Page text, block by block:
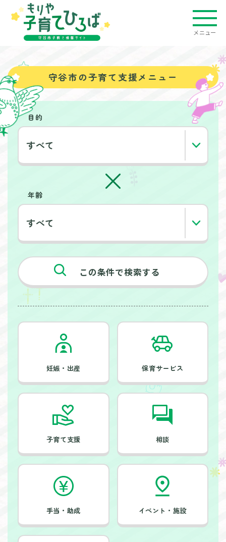
メニュー
守谷市の子育て支援メニュー
目的
年齢
この条件で検索する
妊娠・出産 保育サービス
子育て支援 相談
手当・助成 イベント・施設